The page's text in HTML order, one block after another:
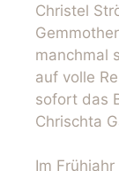
Christel
manchmal
auf volle
sofort das
Chrischta
Im